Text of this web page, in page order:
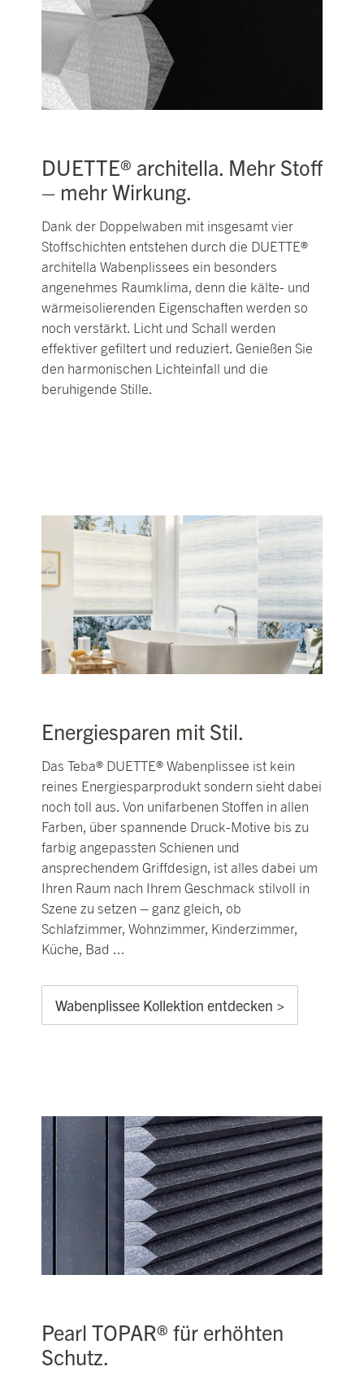
DUETTE® architella. Mehr Stoff
– mehr Wirkung.
Dank der Doppelwaben mit insgesamt vier
Stoffschichten entstehen durch die DUETTE®
architella Wabenplissees ein besonders
angenehmes Raumklima, denn die kälte- und
wärmeisolierenden Eigenschaften werden so
noch verstärkt. Licht und Schall werden
effektiver gefiltert und reduziert. Genießen Sie
den harmonischen Lichteinfall und die
beruhigende Stille.
Energiesparen mit Stil.
Das Teba® DUETTE® Wabenplissee ist kein
reines Energiesparprodukt sondern sieht dabei
noch toll aus. Von unifarbenen Stoffen in allen
Farben, über spannende Druck-Motive bis zu
farbig angepassten Schienen und
ansprechendem Griffdesign, ist alles dabei um
Ihren Raum nach Ihrem Geschmack stilvoll in
Szene zu setzen – ganz gleich, ob
Schlafzimmer, Wohnzimmer, Kinderzimmer,
Küche, Bad ...
Wabenplissee Kollektion entdecken >
Pearl TOPAR® für erhöhten
Schutz.